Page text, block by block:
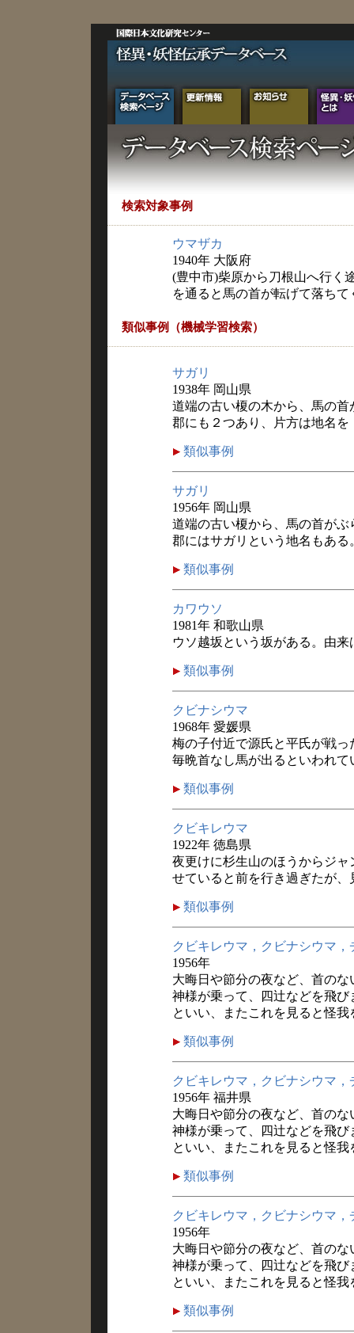
検索対象事例
ウマザカ
1940年 大阪府
(豊中市)柴原から刀根山へ行く
を通ると馬の首が転げて落ちて
類似事例（機械学習検索）
サガリ
1938年 岡山県
道端の古い榎の木から、馬の
郡にも２つあり、片方は地名を
類似事例
サガリ
1956年 岡山県
道端の古い榎から、馬の首が
郡にはサガリという地名もある
類似事例
カワウソ
1981年 和歌山県
ウソ越坂という坂がある。由
類似事例
クビナシウマ
1968年 愛媛県
梅の子付近で源氏と平氏が戦
毎晩首なし馬が出るといわれて
類似事例
クビキレウマ
1922年 徳島県
夜更けに杉生山のほうからジ
せていると前を行き過ぎたが
類似事例
クビキレウマ，クビナシウマ，
1956年
大晦日や節分の夜など、首の
神様が乗って、四辻などを飛
といい、またこれを見ると怪我
類似事例
クビキレウマ，クビナシウマ，
1956年 福井県
大晦日や節分の夜など、首の
神様が乗って、四辻などを飛
といい、またこれを見ると怪我
類似事例
クビキレウマ，クビナシウマ，
1956年
大晦日や節分の夜など、首の
神様が乗って、四辻などを飛
といい、またこれを見ると怪我
類似事例